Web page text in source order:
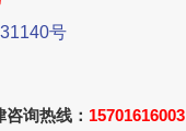
号
询热线： 15701616003